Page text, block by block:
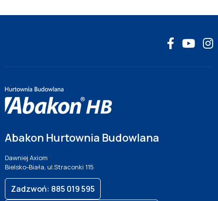
Abakon Hurtownia Budowlana
Dawniej Axiom
Bielsko-Biała, ul.Straconki 115
Zadzwoń: 885 019 595